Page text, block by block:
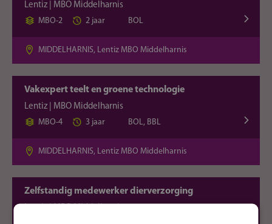
Lentiz | MBO Middelharnis
MBO-2
2 jaar BOL
MIDDELHARNIS, Lentiz MBO Middelharnis
Vakexpert teelt en groene technologie
Lentiz | MBO Middelharnis
MBO-4
3 jaar BOL, BBL
MIDDELHARNIS, Lentiz MBO Middelharnis
Zelfstandig medewerker dierverzorging